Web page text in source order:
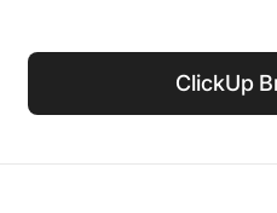
ClickUp